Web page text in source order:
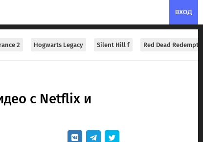
ВХОД
2 Hogwarts Legacy Silent Hill f Red Dead
с Netflix и